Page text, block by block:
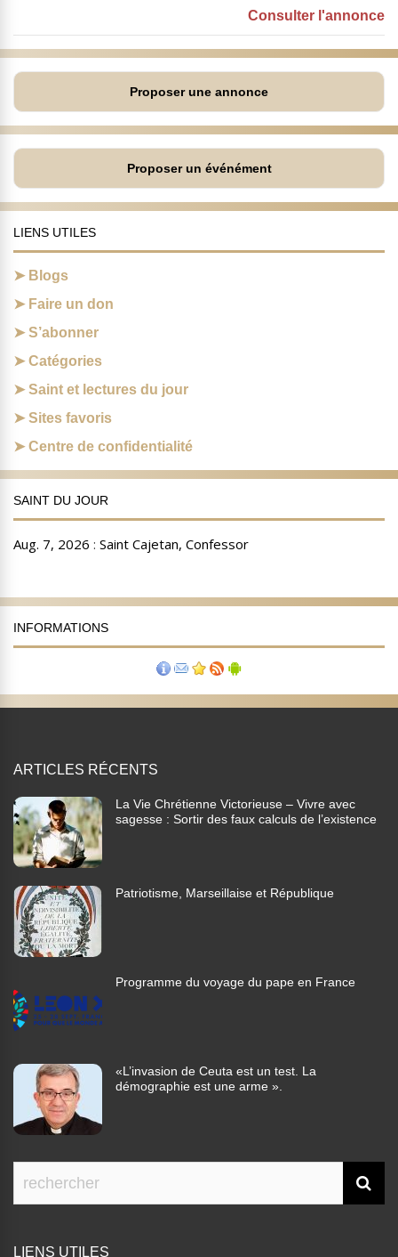
Consulter l'annonce
Proposer une annonce
Proposer un événément
LIENS UTILES
Blogs
Faire un don
S’abonner
Catégories
Saint et lectures du jour
Sites favoris
Centre de confidentialité
SAINT DU JOUR
INFORMATIONS
ARTICLES RÉCENTS
La Vie Chrétienne Victorieuse – Vivre avec
sagesse : Sortir des faux calculs de l’existence
Patriotisme, Marseillaise et République
Programme du voyage du pape en France
«L’invasion de Ceuta est un test. La
démographie est une arme ».
LIENS UTILES